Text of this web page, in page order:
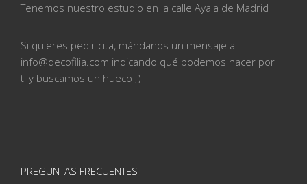
Tenemos nuestro estudio en la calle Ayala de Madrid
Si quieres pedir cita, mándanos un mensaje a
info@decofilia.com indicando qué podemos hacer por
ti y buscamos un hueco ;)
PREGUNTAS FRECUENTES